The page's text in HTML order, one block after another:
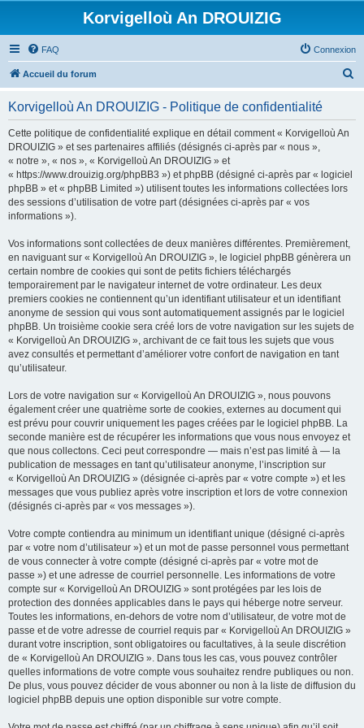
Korvigelloù An DROUIZIG
FAQ Connexion
Accueil du forum
Korvigelloù An DROUIZIG - Politique de confidentialité
Cette politique de confidentialité explique en détail comment « Korvigelloù An
DROUIZIG » et ses partenaires affiliés (désignés ci-après par « nous »,
« notre », « nos », « Korvigelloù An DROUIZIG » et
« https://www.drouizig.org/phpBB3 ») et phpBB (désigné ci-après par « logiciel
phpBB » et « phpBB Limited ») utilisent toutes les informations collectées lors
des sessions d’utilisation de votre part (désignées ci-après par « vos
informations »).
Vos informations sont collectées de deux manières différentes. Premièrement,
en naviguant sur « Korvigelloù An DROUIZIG », le logiciel phpBB génèrera un
certain nombre de cookies qui sont de petits fichiers téléchargés
temporairement par le navigateur internet de votre ordinateur. Les deux
premiers cookies ne contiennent qu’un identifiant utilisateur et un identifiant
anonyme de session qui vous sont automatiquement assignés par le logiciel
phpBB. Un troisième cookie sera créé lors de votre navigation sur les sujets de
« Korvigelloù An DROUIZIG », archivant de ce fait tous les sujets que vous
avez consultés et permettant d’améliorer votre confort de navigation en tant
qu’utilisateur.
Lors de votre navigation sur « Korvigelloù An DROUIZIG », nous pouvons
également créer une quatrième sorte de cookies, externes au document qui
est prévu pour couvrir uniquement les pages créées par le logiciel phpBB. La
seconde manière est de récupérer les informations que vous nous envoyez et
que nous collectons. Ceci peut correspondre — mais n’est pas limité à — la
publication de messages en tant qu’utilisateur anonyme, l’inscription sur
« Korvigelloù An DROUIZIG » (désignée ci-après par « votre compte ») et les
messages que vous publiez après votre inscription et lors de votre connexion
(désignés ci-après par « vos messages »).
Votre compte contiendra au minimum un identifiant unique (désigné ci-après
par « votre nom d’utilisateur ») et un mot de passe personnel vous permettant
de vous connecter à votre compte (désigné ci-après par « votre mot de
passe ») et une adresse de courriel personnelle. Les informations de votre
compte sur « Korvigelloù An DROUIZIG » sont protégées par les lois de
protection des données applicables dans le pays qui héberge notre serveur.
Toutes les informations, en-dehors de votre nom d’utilisateur, de votre mot de
passe et de votre adresse de courriel requis par « Korvigelloù An DROUIZIG »
durant votre inscription, sont obligatoires ou facultatives, à la seule discrétion
de « Korvigelloù An DROUIZIG ». Dans tous les cas, vous pouvez contrôler
quelles informations de votre compte vous souhaitez rendre publiques ou non.
De plus, vous pouvez décider de vous abonner ou non à la liste de diffusion du
logiciel phpBB depuis une option disponible sur votre compte.